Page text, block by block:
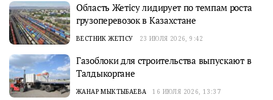
Область Жетісу лидирует по темпам роста
грузоперевозок в Казахстане
ВЕСТНИК ЖЕТІСУ 23 ИЮЛЯ 2026, 9:42
Газоблоки для строительства выпускают в
Талдыкоргане
ЖАНАР МЫКТЫБАЕВА 16 ИЮЛЯ 2026, 13:37